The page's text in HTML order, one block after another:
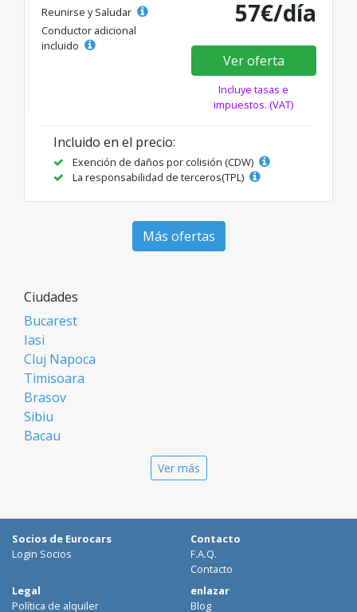
Reunirse y Saludar
Conductor adicional
incluido
57€/día
Ver oferta
Incluye tasas e
impuestos. (VAT)
Incluido en el precio:
Exención de daños por colisión (CDW)
La responsabilidad de terceros(TPL)
Más ofertas
Ciudades
Bucarest
Iasi
Cluj Napoca
Timisoara
Brasov
Sibiu
Bacau
Galati
Suceava
Focsani
Targoviste
Ver más
Socios de Eurocars
Login Socios
Contacto
F.A.Q.
Contacto
Legal
Política de alquiler
enlazar
Blog